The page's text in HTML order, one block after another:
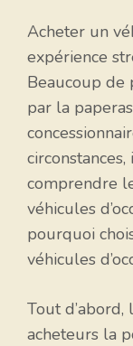
Acheter un
expérience
Beaucoup de
par la
comprendre
véhicules
pourquoi
véhicules
Tout d’abord,
acheteurs la